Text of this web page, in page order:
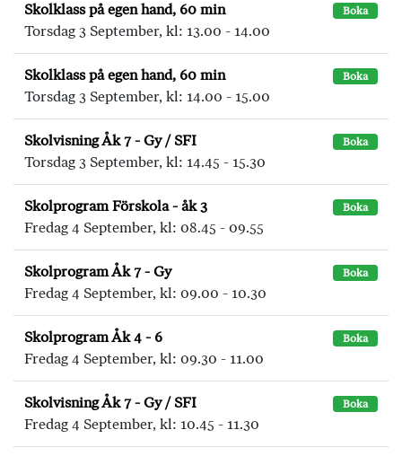
Skolklass på egen hand, 60 min Boka
Torsdag 3 September, kl: 13.00 - 14.00
Skolklass på egen hand, 60 min Boka
Torsdag 3 September, kl: 14.00 - 15.00
Skolvisning Åk 7 - Gy / SFI Boka
Torsdag 3 September, kl: 14.45 - 15.30
Skolprogram Förskola - åk 3 Boka
Fredag 4 September, kl: 08.45 - 09.55
Skolprogram Åk 7 - Gy Boka
Fredag 4 September, kl: 09.00 - 10.30
Skolprogram Åk 4 - 6 Boka
Fredag 4 September, kl: 09.30 - 11.00
Skolvisning Åk 7 - Gy / SFI Boka
Fredag 4 September, kl: 10.45 - 11.30